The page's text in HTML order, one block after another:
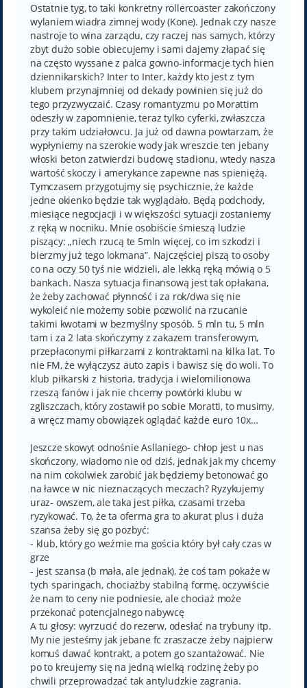
Ostatnie tyg, to taki konkretny rollercoaster zakończony
wylaniem wiadra zimnej wody (Kone). Jednak czy nasze
nastroje to wina zarządu, czy raczej nas samych, którzy
zbyt dużo sobie obiecujemy i sami dajemy złapać się
na często wyssane z palca gowno-informacje tych hien
dziennikarskich? Inter to Inter, każdy kto jest z tym
klubem przynajmniej od dekady powinien się już do
tego przyzwyczaić. Czasy romantyzmu po Morattim
odeszły w zapomnienie, teraz tylko cyferki, zwłaszcza
przy takim udziałowcu. Ja już od dawna powtarzam, że
wypłyniemy na szerokie wody jak wreszcie ten jebany
włoski beton zatwierdzi budowę stadionu, wtedy nasza
wartość skoczy i amerykance zapewne nas spieniężą.
Tymczasem przygotujmy się psychicznie, że każde
jedne okienko będzie tak wyglądało. Będą podchody,
miesiące negocjacji i w większości sytuacji zostaniemy
z ręką w nocniku. Mnie osobiście śmieszą ludzie
piszący: „niech rzucą te 5mln więcej, co im szkodzi i
bierzmy już tego lokmana”. Najczęściej piszą to osoby
co na oczy 50 tyś nie widzieli, ale lekką ręką mówią o 5
bankach. Nasza sytuacja finansową jest tak opłakana,
że żeby zachować płynność i za rok/dwa się nie
wykoleić nie możemy sobie pozwolić na rzucanie
takimi kwotami w bezmyślny sposób. 5 mln tu, 5 mln
tam i za 2 lata skończymy z zakazem transferowym,
przepłaconymi piłkarzami z kontraktami na kilka lat. To
nie FM, że wyłączysz auto zapis i bawisz się do woli. To
klub piłkarski z historia, tradycja i wielomilionowa
rzeszą fanów i jak nie chcemy powtórki klubu w
zgliszczach, który zostawił po sobie Moratti, to musimy,
a wręcz mamy obowiązek oglądać każde euro 10x…
Jeszcze skowyt odnośnie Asllaniego- chłop jest u nas
skończony, wiadomo nie od dziś, jednak jak my chcemy
na nim cokolwiek zarobić jak będziemy betonować go
na ławce w nic nieznaczących meczach? Ryzykujemy
uraz- owszem, ale taka jest piłka, czasami trzeba
ryzykować. To, że ta oferma gra to akurat plus i duża
szansa żeby się go pozbyć:
- klub, który go weźmie ma gościa który był cały czas w
grze
- jest szansa (b mała, ale jednak), że coś tam pokaże w
tych sparingach, chociażby stabilną formę, oczywiście
że nam to ceny nie podniesie, ale chociaż może
przekonać potencjalnego nabywcę
A tu głosy: wyrzucić do rezerw, odesłać na trybuny itp.
My nie jesteśmy jak jebane fc zraszacze żeby najpierw
komuś dawać kontrakt, a potem go szantażować. Nie
po to kreujemy się na jedną wielką rodzinę żeby po
chwili przeprowadzać tak antyludzkie zagrania.